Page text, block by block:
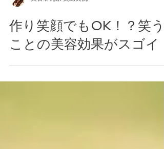
作り笑顔でもOK！？笑う
ことの美容効果がスゴイ